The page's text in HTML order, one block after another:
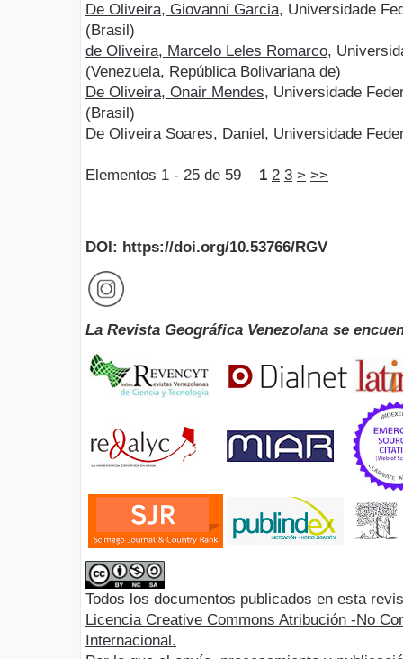
De Oliveira, Giovanni Garcia, Universidade
(Brasil)
de Oliveira, Marcelo Leles Romarco,
(Venezuela, República Bolivariana de)
De Oliveira, Onair Mendes, Universidade
(Brasil)
De Oliveira Soares, Daniel , Universidade
Elementos 1 - 25 de 59 1 2 3 > >>
DOI: https://doi.org/10.53766/RGV
La Revista Geográfica Venezolana se
Todos los documentos publicados en esta
Licencia Creative Commons Atribución -No
Internacional.